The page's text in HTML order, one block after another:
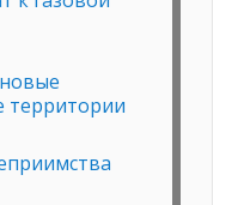
территории